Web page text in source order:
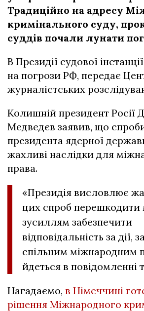
Традиційно на адресу
кримінального суду,
суддів почали лунати
В Президії судової інстанції
на погрози РФ, передає
журналістських
Колишній президент Росії
Медведєв заявив, що
президента ядерної
жахливі наслідки для
права.
«Президія висловлює
цих спроб
зусиллям забезпечити
відповідальність за дії,
спільним міжнародним
йдеться в повідомленні
Нагадаємо, в Німеччині
рішення Міжнародного